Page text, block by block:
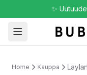
✨
Home Kauppa